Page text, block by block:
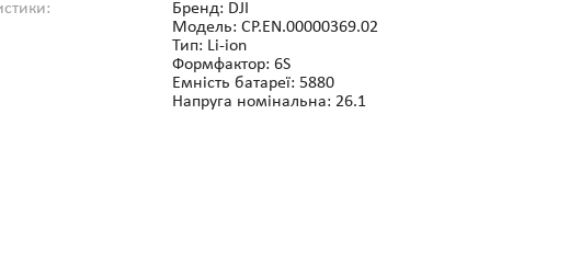
Бренд: DJI
Модель: CP.EN.00000369.02
Тип: Li-ion
Формфактор: 6S
Eмність батареї: 5880
Напруга номінальна: 26.1